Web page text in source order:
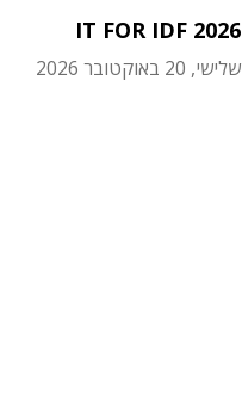
IT FOR IDF 2026
שלישי, 20 באוקטובר 2026